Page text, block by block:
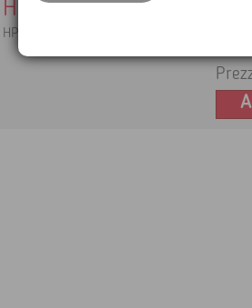
HPR3 Satelline-4Pro
HPR3 Satelline-4Pro 35W 403-473 MHz